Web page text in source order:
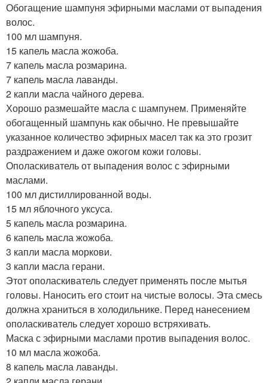
Обогащение шампуня эфирными маслами от выпадения
волос.
100 мл шампуня.
15 капель масла жожоба.
7 капель масла розмарина.
7 капель масла лаванды.
2 капли масла чайного дерева.
Хорошо размешайте масла с шампунем. Применяйте
обогащенный шампунь как обычно. Не превышайте
указанное количество эфирных масел так ка это грозит
раздражением и даже ожогом кожи головы.
Ополаскиватель от выпадения волос с эфирными
маслами.
100 мл дистиллированной воды.
15 мл яблочного уксуса.
5 капель масла розмарина.
6 капель масла жожоба.
3 капли масла моркови.
3 капли масла герани.
Этот ополаскиватель следует применять после мытья
головы. Наносить его стоит на чистые волосы. Эта смесь
должна храниться в холодильнике. Перед нанесением
ополаскиватель следует хорошо встряхивать.
Маска с эфирными маслами против выпадения волос.
10 мл масла жожоба.
8 капель масла лаванды.